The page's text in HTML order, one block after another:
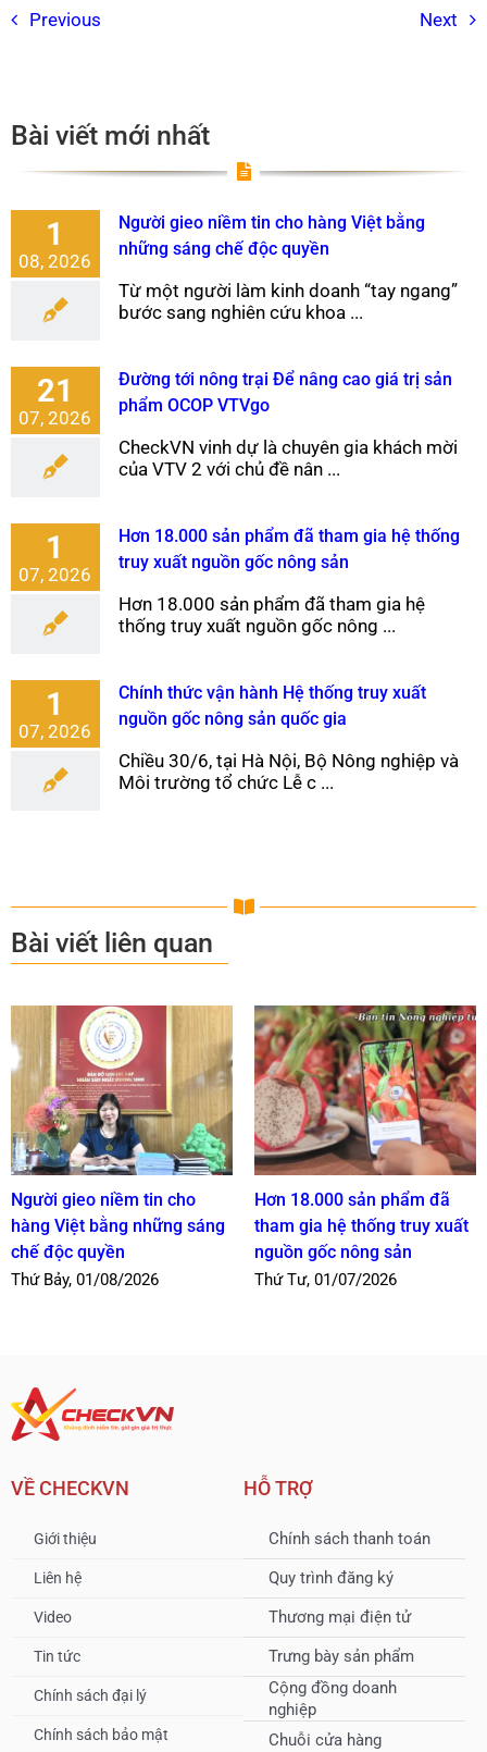
Previous Next
Bài viết mới nhất
1
08, 2026
Người gieo niềm tin cho hàng Việt bằng
những sáng chế độc quyền
Từ một người làm kinh doanh “tay ngang”
bước sang nghiên cứu khoa ...
21
07, 2026
Đường tới nông trại Để nâng cao giá trị sản
phẩm OCOP VTVgo
CheckVN vinh dự là chuyên gia khách mời
của VTV 2 với chủ đề nân ...
1
07, 2026
Hơn 18.000 sản phẩm đã tham gia hệ thống
truy xuất nguồn gốc nông sản
Hơn 18.000 sản phẩm đã tham gia hệ
thống truy xuất nguồn gốc nông ...
1
07, 2026
Chính thức vận hành Hệ thống truy xuất
nguồn gốc nông sản quốc gia
Chiều 30/6, tại Hà Nội, Bộ Nông nghiệp và
Môi trường tổ chức Lễ c ...
Bài viết liên quan
Người gieo niềm tin cho
hàng Việt bằng những sáng
chế độc quyền
Thứ Bảy, 01/08/2026
Hơn 18.000 sản phẩm đã
tham gia hệ thống truy xuất
nguồn gốc nông sản
Thứ Tư, 01/07/2026
VỀ CHECKVN
Giới thiệu
Liên hệ
Video
Tin tức
Chính sách đại lý
Chính sách bảo mật
HỖ TRỢ
Chính sách thanh toán
Quy trình đăng ký
Thương mại điện tử
Trưng bày sản phẩm
Cộng đồng doanh
nghiệp
Chuỗi cửa hàng